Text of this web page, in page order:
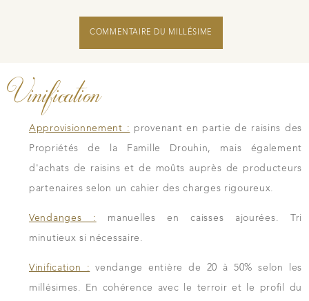
COMMENTAIRE DU MILLÉSIME
Vinification
Approvisionnement : provenant en partie de raisins des
Propriétés de la Famille Drouhin, mais également
d'achats de raisins et de moûts auprès de producteurs
partenaires selon un cahier des charges rigoureux.
Vendanges : manuelles en caisses ajourées. Tri
minutieux si nécessaire.
Vinification : vendange entière de 20 à 50% selon les
millésimes. En cohérence avec le terroir et le profil du